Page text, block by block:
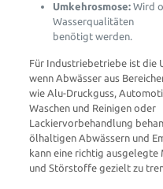
Umkehrosmose:Wird
Wasserqualitäten
benötigt werden.
Für Industriebetriebe ist
wenn Abwässer aus
wie Alu-Druckguss,
Waschen und Reinigen oder
Lackiervorbehandlung
ölhaltigen Abwässern und
kann eine richtig ausgelegte
und Störstoffe gezielt zu